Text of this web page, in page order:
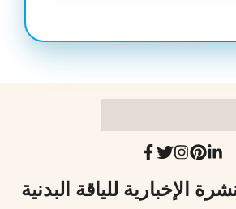
الإخبارية للياقة البدنية